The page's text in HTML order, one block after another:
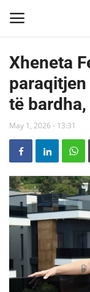
Home
KOSOVA
SHQIPERIA
MAQEDONIA
SHOWBIZ
BOTA
TECH
Xheneta
të
May 1, 2026 - 13:31